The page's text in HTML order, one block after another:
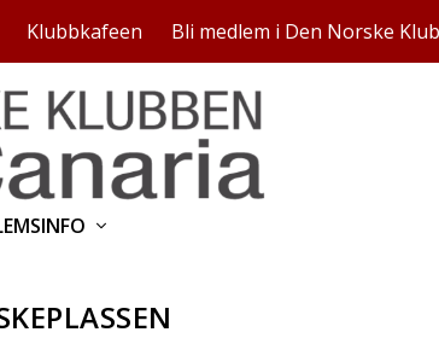
Klubbkafeen Bli medlem i Den Norske